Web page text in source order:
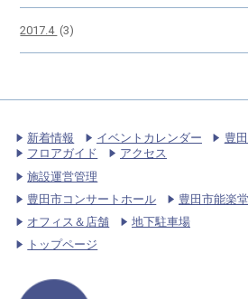
2017.4 (3)
新着情報 イベントカレンダー
豊
フロアガイド
アクセス
施設運営管理
豊田市コンサートホール
豊田市能楽堂
オフィス＆店舗
地下駐車場
トップページ